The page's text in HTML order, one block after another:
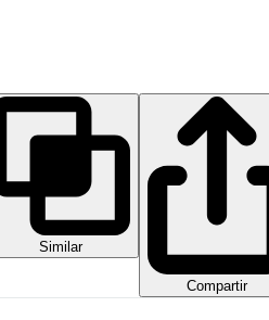
Similar
Compartir